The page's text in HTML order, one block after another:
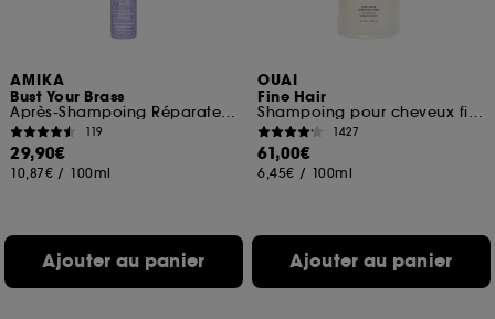
AMIKA
Bust Your Brass
Après-Shampoing Réparateur et Déjaunisseur Blonds Polaires
119
29,90€
10,87€ / 100ml
Ajouter au panier
OUAI
Fine Hair
Shampoing pour cheveux fins Recharge
1427
61,00€
6,45€ / 100ml
Ajouter au panier